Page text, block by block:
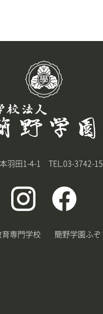
羽田1-4-1 TEL. 03-3742-
専門学校 簡野学園ふ